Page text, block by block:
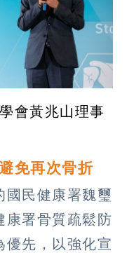
會黃兆山理事
免再次骨折
國民健康署魏璽
康署骨質疏鬆防
優先，以強化宣